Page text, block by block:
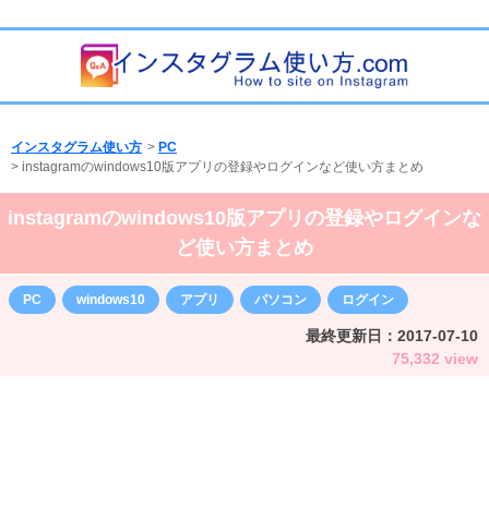
インスタグラム使い方 > PC
> instagramのwindows10版アプリの登録やログインなど使い方まとめ
instagramのwindows10版アプリの登録やログインな
ど使い方まとめ
PC windows10 アプリ パソコン ログイン
最終更新日： 2017-07-10
75,332 view